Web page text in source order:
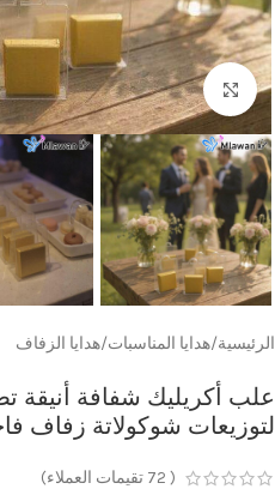
Click to enlarge
الرئيسية/هدايا المناسبات/هدايا الزفاف
علب أكريليك شفافة
لتوزيعات شوكولاتة زفاف
(
72 تقيمات العملاء)